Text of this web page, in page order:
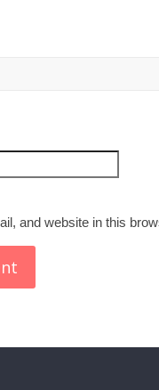
and website in this